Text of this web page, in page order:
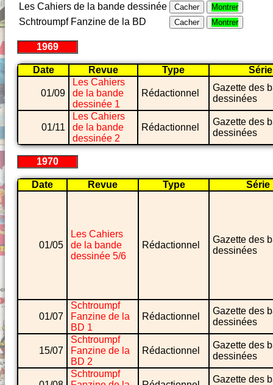
Les Cahiers de la bande dessinée Cacher Montrer
Schtroumpf Fanzine de la BD Cacher Montrer
1969
Date Revue Type Série
01/09
Les Cahiers
de la bande
dessinée 1
Rédactionnel
Gazette des
dessinées
01/11
Les Cahiers
de la bande
dessinée 2
Rédactionnel
Gazette des
dessinées
1970
Date Revue Type Série
01/05
Les Cahiers
de la bande
dessinée 5/6
Rédactionnel
Gazette des
dessinées
01/07
Schtroumpf
Fanzine de la
BD 1
Rédactionnel
Gazette des
dessinées
15/07
Schtroumpf
Fanzine de la
BD 2
Rédactionnel
Gazette des
dessinées
Schtroumpf
Gazette des